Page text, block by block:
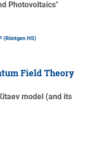
Photovoltaics"
(Röntgen HS)
Field Theory
model (and its